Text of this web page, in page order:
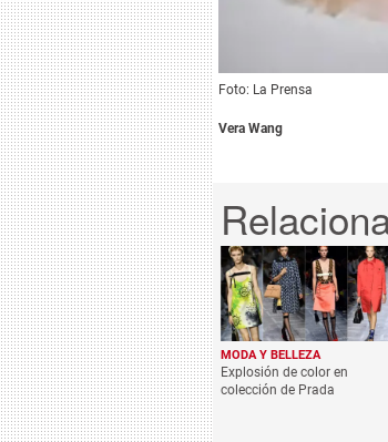
Foto: La Prensa
Vera Wang
MODA Y BELLEZA
Explosión de color en
colección de Prada